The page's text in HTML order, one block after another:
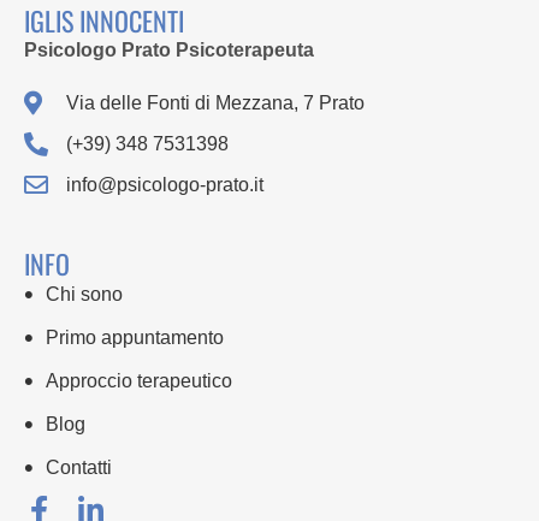
IGLIS INNOCENTI
Psicologo Prato Psicoterapeuta
Via delle Fonti di Mezzana, 7 Prato
(+39) 348 7531398
info@psicologo-prato.it
INFO
Chi sono
Primo appuntamento
Approccio terapeutico
Blog
Contatti